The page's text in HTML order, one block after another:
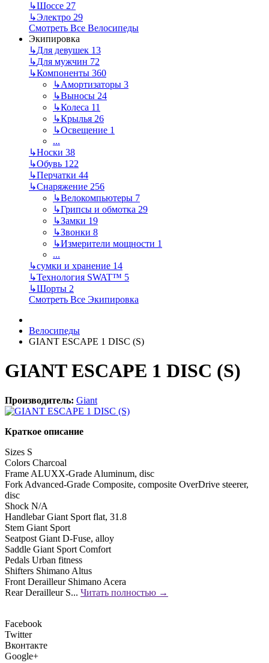
↳Шоссе 27
↳Электро 29
Смотреть Все Велосипеды
Экипировка
↳Для девушек 13
↳Для мужчин 72
↳Компоненты 360
↳Амортизаторы 3
↳Выносы 24
↳Колеса 11
↳Крылья 26
↳Освещение 1
...
↳Носки 38
↳Обувь 122
↳Перчатки 44
↳Снаряжение 256
↳Велокомпьютеры 7
↳Грипсы и обмотка 29
↳Замки 19
↳Звонки 8
↳Измерители мощности 1
...
↳сумки и хранение 14
↳Технология SWAT™ 5
↳Шорты 2
Смотреть Все Экипировка
Велосипеды
GIANT ESCAPE 1 DISC (S)
GIANT ESCAPE 1 DISC (S)
Производитель: Giant
Краткое описание
Sizes S
Colors Charcoal
Frame ALUXX-Grade Aluminum, disc
Fork Advanced-Grade Composite, composite OverDrive steerer,
disc
Shock N/A
Handlebar Giant Sport flat, 31.8
Stem Giant Sport
Seatpost Giant D-Fuse, alloy
Saddle Giant Sport Comfort
Pedals Urban fitness
Shifters Shimano Altus
Front Derailleur Shimano Acera
Rear Derailleur S... Читать полностью →
Facebook
Twitter
Вконтакте
Google+